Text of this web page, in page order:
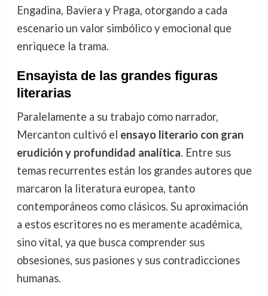
Engadina, Baviera y Praga, otorgando a cada
escenario un valor simbólico y emocional que
enriquece la trama.
Ensayista de las grandes figuras
literarias
Paralelamente a su trabajo como narrador,
Mercanton cultivó el ensayo literario con gran
erudición y profundidad analítica. Entre sus
temas recurrentes están los grandes autores que
marcaron la literatura europea, tanto
contemporáneos como clásicos. Su aproximación
a estos escritores no es meramente académica,
sino vital, ya que busca comprender sus
obsesiones, sus pasiones y sus contradicciones
humanas.